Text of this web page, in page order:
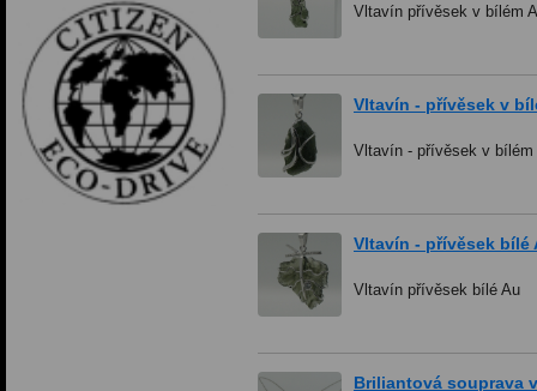
Vltavín přívěsek v bílém
Vltavín - přívěsek v
Vltavín - přívěsek v bílém
Vltavín - přívěsek bílé
Vltavín přívěsek bílé Au
Briliantová souprava